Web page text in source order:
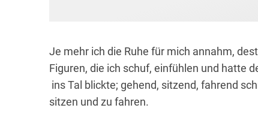
Je mehr ich die Ruhe für mich annahm,
Figuren, die ich schuf, einfühlen und hatte
ins Tal blickte; gehend, sitzend, fahrend
sitzen und zu fahren.